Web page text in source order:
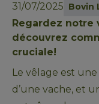
31/07/2025 Bovin
Regardez notre
découvrez
cruciale!
Le vêlage est
d’une vache, et